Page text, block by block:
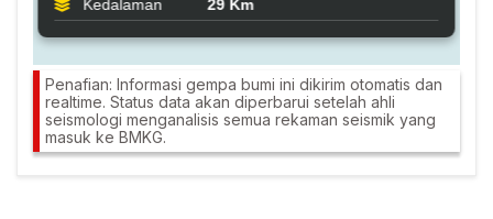
Penafian: Informasi gempa bumi ini dikirim otomatis dan
realtime. Status data akan diperbarui setelah ahli
seismologi menganalisis semua rekaman seismik yang
masuk ke BMKG.